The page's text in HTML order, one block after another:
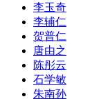
李玉奇
李辅仁
贺普仁
唐由之
陈彤云
石学敏
朱南孙